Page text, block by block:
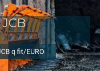
q fit/EURO